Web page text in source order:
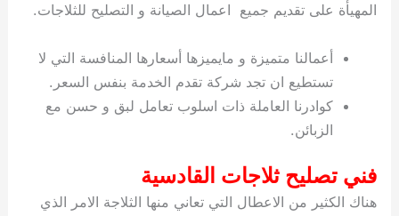
المهيأة على تقديم جميع اعمال الصيانة و التصليح للثلاجات.
أعمالنا متميزة و مايميزها أسعارها المنافسة التي لا
تستطيع ان تجد شركة تقدم الخدمة بنفس السعر.
كوادرنا العاملة ذات اسلوب تعامل لبق و حسن مع
الزبائن.
فني تصليح ثلاجات القادسية
هناك الكثير من الاعطال التي تعاني منها الثلاجة الامر الذي